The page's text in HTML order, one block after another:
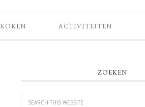
KOKEN ACTIVITEITEN
ZOEKEN